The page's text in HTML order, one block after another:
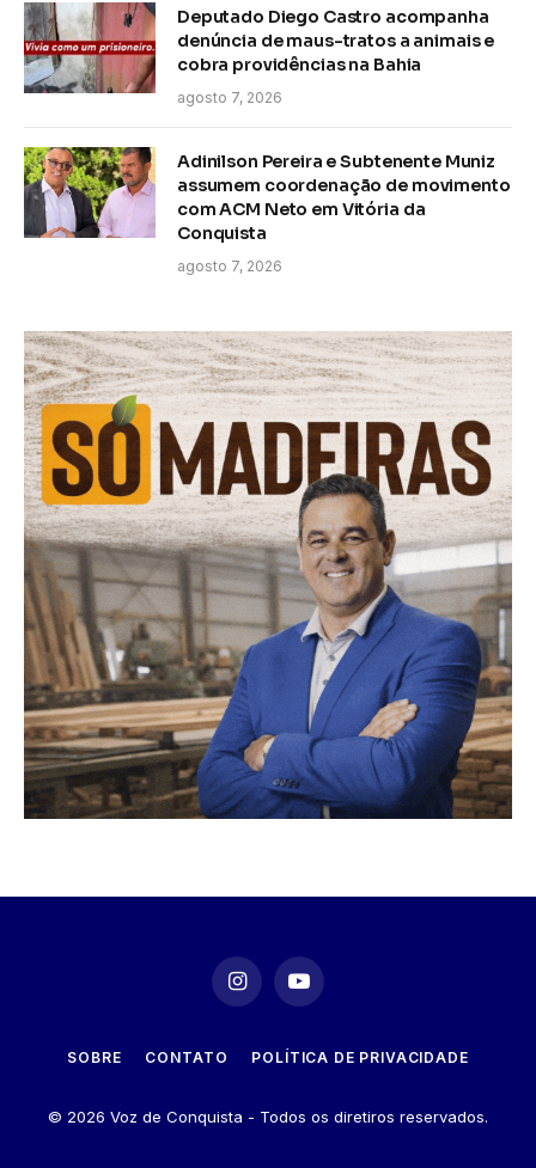
Deputado Diego Castro acompanha
denúncia de maus-tratos a animais e
cobra providências na Bahia
agosto 7, 2026
Adinilson Pereira e Subtenente Muniz
assumem coordenação de movimento
com ACM Neto em Vitória da
Conquista
agosto 7, 2026
InstagramYouTube
SOBRE CONTATO POLÍTICA DE PRIVACIDADE
© 2026 Voz de Conquista - Todos os diretiros reservados.